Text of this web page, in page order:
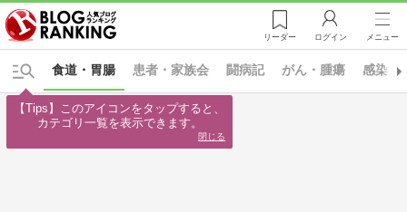
リーダー ログイン メニュー
患者・家族会 闘病記 がん・腫瘍 感染症
食道・胃腸
【Tips】このアイコンをタップすると、
カテゴリ一覧を表示できます。
閉じる